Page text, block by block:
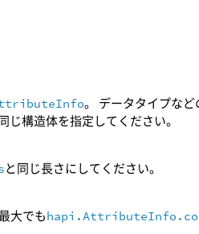
。 データタイプな
じ構造体を指定してください。
と同じ長さにしてください。
大でも